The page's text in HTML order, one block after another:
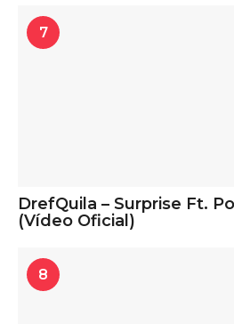
7
DrefQuila – Surprise Ft.
(Vídeo Oficial)
8